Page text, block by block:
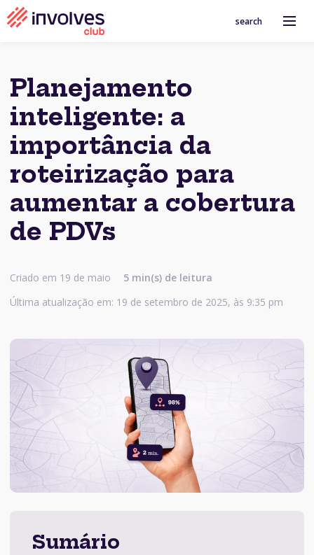
search
Planejamento
inteligente: a
importância da
roteirização para
aumentar a cobertura
de PDVs
Criado em 19 de maio
5 min(s) de leitura
Última atualização em: 19 de setembro de 2025, às 9:35 pm
Sumário